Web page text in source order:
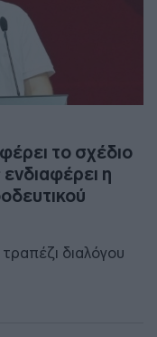
το σχέδιο
η
διαλόγου